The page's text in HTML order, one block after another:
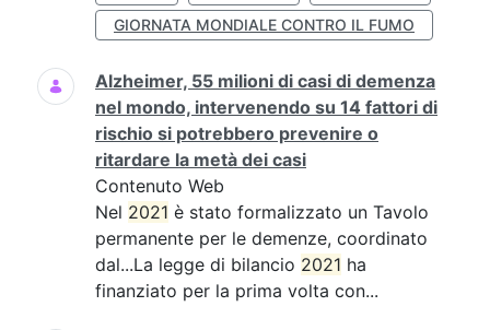
GIORNATA MONDIALE CONTRO IL FUMO
Alzheimer, 55 milioni di casi di demenza
nel mondo, intervenendo su 14 fattori di
rischio si potrebbero prevenire o
ritardare la metà dei casi
Contenuto Web
Nel 2021 è stato formalizzato un Tavolo
permanente per le demenze, coordinato
dal...La legge di bilancio 2021 ha
finanziato per la prima volta con...